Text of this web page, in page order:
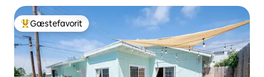
Bedste gæstefavorit
Gæstefavorit